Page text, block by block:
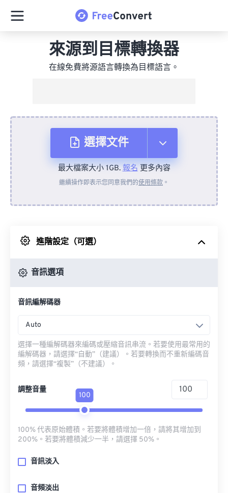
來源到目標轉換器
在線免費將源語言轉換為目標語言。
選擇文件
來自裝置
來自 Google 雲端硬碟
最大檔案大小 1GB.報名更多內容
繼續操作即表示您同意我們的使用條款 。
進階設定（可選）
音訊選項
音訊編解碼器
Auto
選擇一種編解碼器來編碼或壓縮音訊串流。若要使用最常用的
編解碼器，請選擇“自動”（建議）。若要轉換而不重新編碼音
頻，請選擇“複製”（不建議）。
調整音量
100
100% 代表原始體積。若要將體積增加一倍，請將其增加到
200%。若要將體積減少一半，請選擇 50%。
音訊淡入
音頻淡出